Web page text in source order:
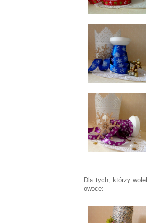
Dla tych, którzy
owoce: